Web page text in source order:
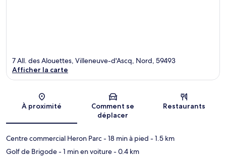
Carte
7 All. des Alouettes, Villeneuve-d'Ascq, Nord, 59493
Afficher la carte
À proximité
Comment se
déplacer
Restaurants
Centre commercial Heron Parc- 18 min à pied - 1.5 km
Golf de Brigode- 1 min en voiture- 0.4 km